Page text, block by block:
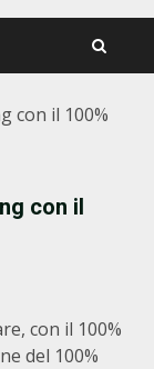
con il 100%
con il
con il 100%
del 100%